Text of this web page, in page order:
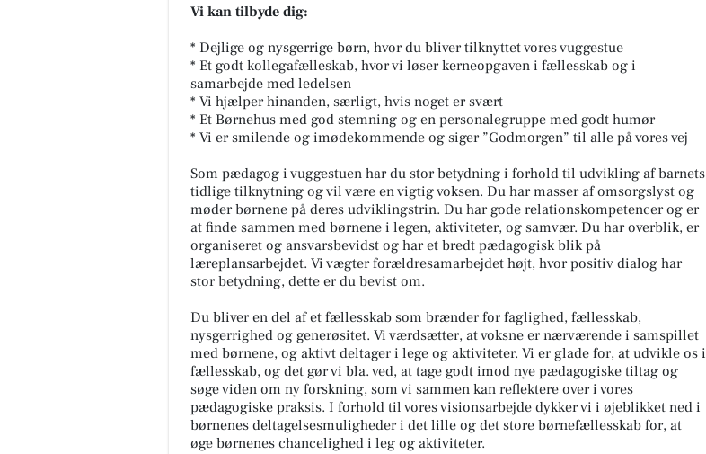
Vi kan tilbyde dig:
* Dejlige og nysgerrige børn, hvor du bliver tilknyttet vores vuggestue
* Et godt kollegafælleskab, hvor vi løser kerneopgaven i fællesskab og i
samarbejde med ledelsen
* Vi hjælper hinanden, særligt, hvis noget er svært
* Et Børnehus med god stemning og en personalegruppe med godt humør
* Vi er smilende og imødekommende og siger ”Godmorgen” til alle på vores vej
Som pædagog i vuggestuen har du stor betydning i forhold til udvikling af barnets
tidlige tilknytning og vil være en vigtig voksen. Du har masser af omsorgslyst og
møder børnene på deres udviklingstrin. Du har gode relationskompetencer og er
at finde sammen med børnene i legen, aktiviteter, og samvær. Du har overblik, er
organiseret og ansvarsbevidst og har et bredt pædagogisk blik på
læreplansarbejdet. Vi vægter forældresamarbejdet højt, hvor positiv dialog har
stor betydning, dette er du bevist om.
Du bliver en del af et fællesskab som brænder for faglighed, fællesskab,
nysgerrighed og generøsitet. Vi værdsætter, at voksne er nærværende i samspillet
med børnene, og aktivt deltager i lege og aktiviteter. Vi er glade for, at udvikle os i
fællesskab, og det gør vi bla. ved, at tage godt imod nye pædagogiske tiltag og
søge viden om ny forskning, som vi sammen kan reflektere over i vores
pædagogiske praksis. I forhold til vores visionsarbejde dykker vi i øjeblikket ned i
børnenes deltagelsesmuligheder i det lille og det store børnefællesskab for, at
øge børnenes chancelighed i leg og aktiviteter.